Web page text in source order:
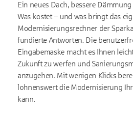
Ein neues Dach, bessere
Was kostet – und was bringt das
Modernisierungsrechner der
fundierte Antworten. Die
Eingabemaske macht es Ihnen
Zukunft zu werfen und
anzugehen. Mit wenigen Klicks
lohnenswert die Modernisierung
kann.